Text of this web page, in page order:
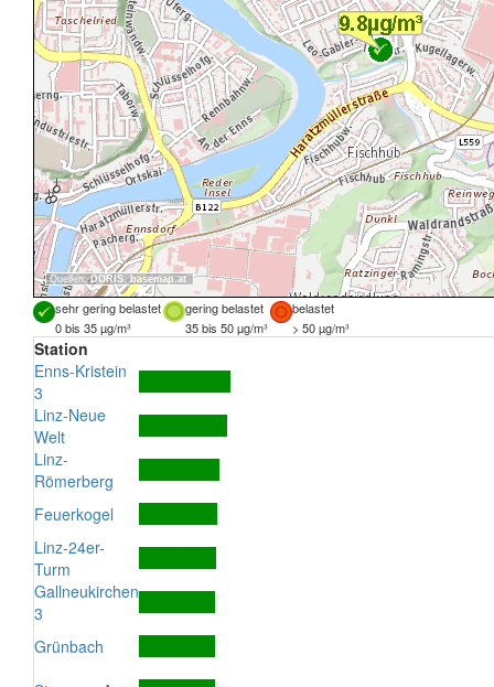
Quellen:DORIS, basemap.at
sehr gering belastet gering belastet
belastet
0 bis 35 µg/m³
35 bis 50 µg/m³ > 50 µg/m³
Station
Enns-Kristein
3
Linz-Neue
Welt
Linz-
Römerberg
Feuerkogel
Linz-24er-
Turm
Gallneukirchen
3
Grünbach